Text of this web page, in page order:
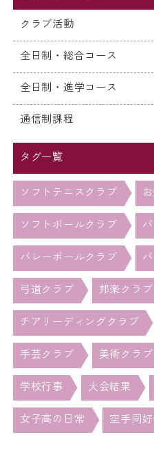
クラブ活動
全日制・総合コース
全日制・進学コース
通信制課程
タグ一覧
ソフトテニスクラブ
ソフトボールクラブ
バレーボールクラブ
弓道クラブ 邦楽クラブ
チアリーディングクラブ
手芸クラブ 美術クラブ
学校行事 大会結果
女子高の日常 空手同好